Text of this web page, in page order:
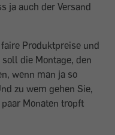
ja auch der Versand
Produktpreise und
die Montage, den
wenn man ja so
zu wem gehen Sie,
Monaten tropft